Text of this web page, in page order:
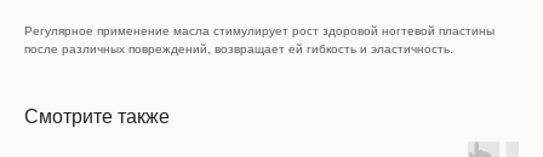
Регулярное применение масла стимулирует рост здоровой ногтевой пластины
после различных повреждений, возвращает ей гибкость и эластичность.
Смотрите также